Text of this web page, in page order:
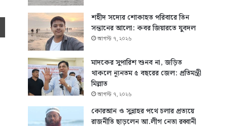
Print
শহীদ সদ্যের শোকাহত পরিবারে তিন
সন্তানের আলো: কবর জিয়ারতে যুবদল
আগস্ট ৭, ২০২৬
মাদকের সুপারিশ শুনব না, জড়িত
থাকলে ন্যূনতম ৫ বছরের জেল: প্রতিমন্ত্রী
মিল্লাত
আগস্ট ৭, ২০২৬
কোরআন ও সুন্নাহর পথে চলার প্রত্যয়ে
রাজনীতি ছাড়লেন আ.লীগ নেতা রব্বানী